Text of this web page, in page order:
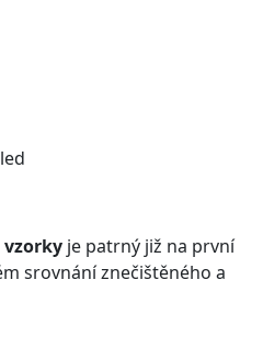
je patrný již na první
srovnání znečištěného a